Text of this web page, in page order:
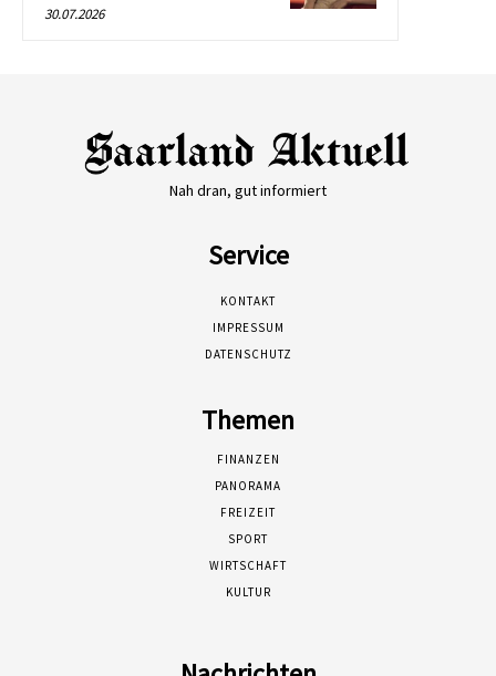
30.07.2026
Nah dran, gut informiert
Service
KONTAKT
IMPRESSUM
DATENSCHUTZ
Themen
FINANZEN
PANORAMA
FREIZEIT
SPORT
WIRTSCHAFT
KULTUR